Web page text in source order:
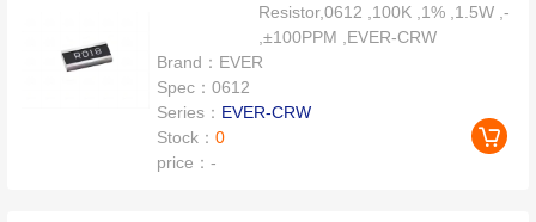
Resistor,0612 ,100K ,1% ,1.5W ,-
,±100PPM ,EVER-CRW
Brand： EVER
Spec：0612
Series： EVER-CRW
Stock：0
price：-